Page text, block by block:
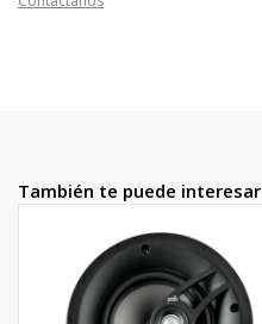
También te puede interesar